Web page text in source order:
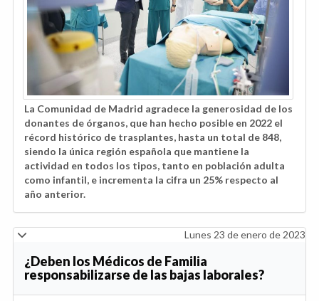
La Comunidad de Madrid agradece la generosidad de los
donantes de órganos, que han hecho posible en 2022 el
récord histórico de trasplantes, hasta un total de 848,
siendo la única región española que mantiene la
actividad en todos los tipos, tanto en población adulta
como infantil, e incrementa la cifra un 25% respecto al
año anterior.
Lunes 23 de enero de 2023
¿Deben los Médicos de Familia
responsabilizarse de las bajas laborales?